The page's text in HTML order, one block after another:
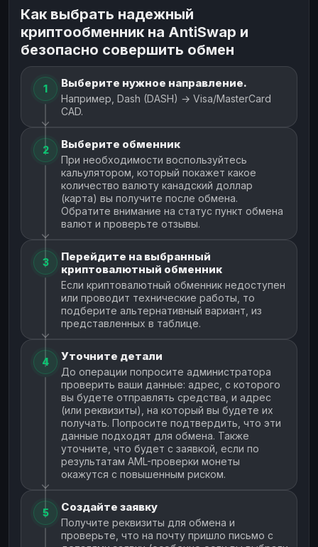
Как выбрать надежный
криптообменник на AntiSwap и
безопасно совершить обмен
1 Выберите нужное направление.
Например, Dash (DASH) → Visa/MasterCard
CAD.
2 Выберите обменник
При необходимости воспользуйтесь
кальулятором, который покажет какое
количество валюту канадский доллар
(карта) вы получите после обмена.
Обратите внимание на статус пункт обмена
валют и проверьте отзывы.
3
Перейдите на выбранный
криптовалютный обменник
Если криптовалютный обменник недоступен
или проводит технические работы, то
подберите альтернативный вариант, из
представленных в таблице.
4 Уточните детали
До операции попросите администратора
проверить ваши данные: адрес, с которого
вы будете отправлять средства, и адрес
(или реквизиты), на который вы будете их
получать. Попросите подтвердить, что эти
данные подходят для обмена. Также
уточните, что будет с заявкой, если по
результатам AML-проверки монеты
окажутся с повышенным риском.
5 Создайте заявку
Получите реквизиты для обмена и
проверьте, что на почту пришло письмо с